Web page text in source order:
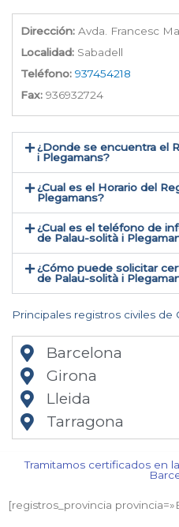
Dirección: Avda. Francesc
Localidad: Sabadell
Teléfono: 937454218
Fax: 936932724
¿Donde se encuentra el
i Plegamans​?
¿Cual es el Horario del
Plegamans?
¿Cual es el teléfono de
de Palau-solità i
¿Cómo puede solicitar
de Palau-solità i
Principales registros civiles de
Barcelona
Girona
Lleida
Tarragona
Tramitamos certificados en
[registros_provincia